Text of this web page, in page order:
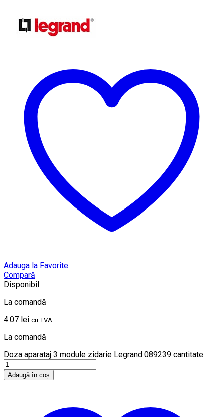
Adauga la Favorite
Compară
Disponibil:
La comandă
4.07 lei cu TVA
La comandă
Doza aparataj 3 module zidarie Legrand 089239 cantitate
Adaugă în coș